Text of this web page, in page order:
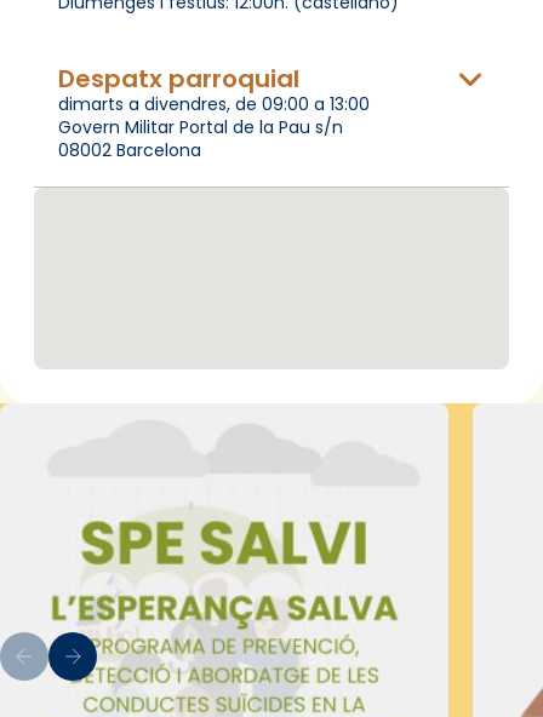
Despatx parroquial
dimarts a divendres, de 09:00 a 13:00
Govern Militar Portal de la Pau s/n
08002 Barcelona